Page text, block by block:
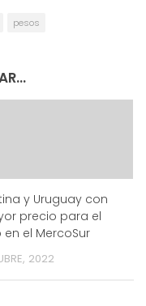
pesos
y Uruguay con
precio para el
en el MercoSur
2022